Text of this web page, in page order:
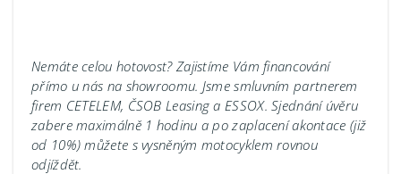
Nemáte celou hotovost? Zajistíme Vám financování
přímo u nás na showroomu. Jsme smluvním partnerem
firem CETELEM, ČSOB Leasing a ESSOX. Sjednání úvěru
zabere maximálně 1 hodinu a po zaplacení akontace (již
od 10%) můžete s vysněným motocyklem rovnou
odjíždět.